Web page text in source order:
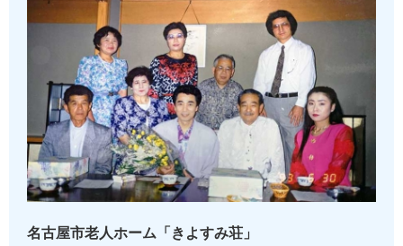
名古屋市老人ホーム「きよすみ荘」